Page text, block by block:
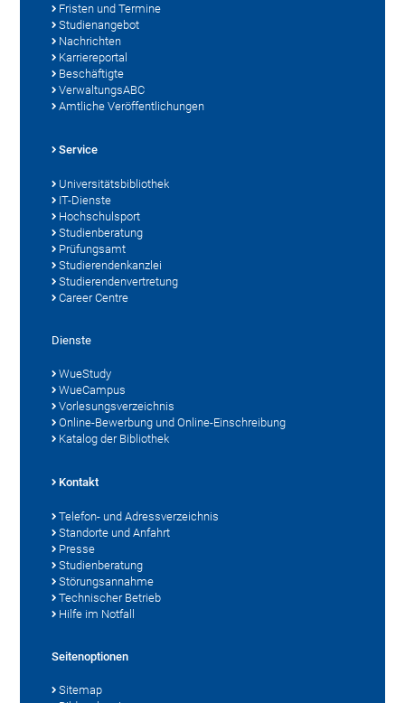
Fristen und Termine
Studienangebot
Nachrichten
Karriereportal
Beschäftigte
VerwaltungsABC
Amtliche Veröffentlichungen
Service
Universitätsbibliothek
IT-Dienste
Hochschulsport
Studienberatung
Prüfungsamt
Studierendenkanzlei
Studierendenvertretung
Career Centre
Dienste
WueStudy
WueCampus
Vorlesungsverzeichnis
Online-Bewerbung und Online-Einschreibung
Katalog der Bibliothek
Kontakt
Telefon- und Adressverzeichnis
Standorte und Anfahrt
Presse
Studienberatung
Störungsannahme
Technischer Betrieb
Hilfe im Notfall
Seitenoptionen
Sitemap